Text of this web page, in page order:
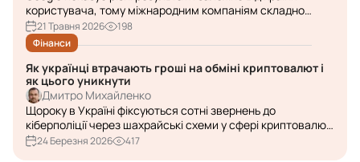
користувача, тому міжнародним компаніям складно
оцінити реальну локальну видачу. Розбираємо, як
працюють регіональні обмеження та які інструменти
допомагають їх обходити.
21 Травня 2026
198
Фінанси
Як українці втрачають гроші на обміні криптовалют і
як цього уникнути
Дмитро Михайленко
Щороку в Україні фіксуються сотні звернень до
кіберполіції через шахрайські схеми у сфері криптовалют
– і значна частина з них пов’язана саме з обміном
24 Березня 2026 417